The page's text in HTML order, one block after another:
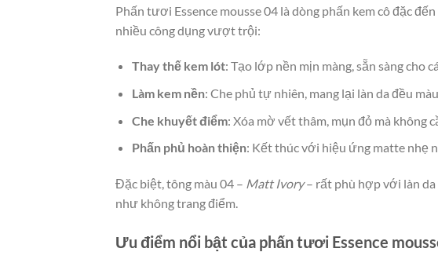
Phấn tươi Essence mousse 04 là dòng phấn kem cô đặc
nhiều công dụng vượt trội:
Thay thế kem lót: Tạo lớp nền mịn màng, sẵn sàng cho
Làm kem nền: Che phủ tự nhiên, mang lại làn da đều
Che khuyết điểm: Xóa mờ vết thâm, mụn đỏ mà không
Phấn phủ hoàn thiện: Kết thúc với hiệu ứng matte nhẹ
Đặc biệt, tông màu 04 – Matt Ivory– rất phù hợp với làn da
như không trang điểm.
Ưu điểm nổi bật của phấn tươi Essence